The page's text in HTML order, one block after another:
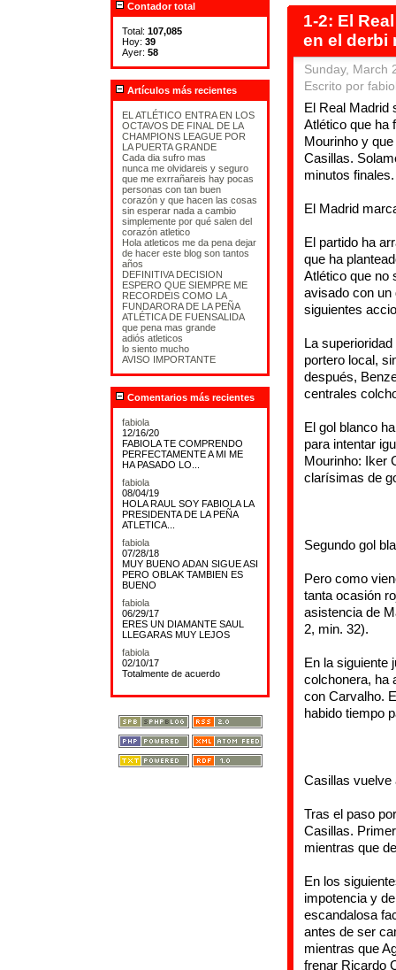
Contador total
Total: 107,085
Hoy: 39
Ayer: 58
Artículos más recientes
EL ATLÉTICO ENTRA EN LOS
OCTAVOS DE FINAL DE LA
CHAMPIONS LEAGUE POR
LA PUERTA GRANDE
Cada dia sufro mas
nunca me olvidareis y seguro
que me exrrañareis hay pocas
personas con tan buen
corazón y que hacen las cosas
sin esperar nada a cambio
simplemente por qué salen del
corazón atletico
Hola atleticos me da pena dejar
de hacer este blog son tantos
años
DEFINITIVA DECISION
ESPERO QUE SIEMPRE ME
RECORDEIS COMO LA
FUNDARORA DE LA PEÑA
ATLÉTICA DE FUENSALIDA
que pena mas grande
adiós atleticos
lo siento mucho
AVISO IMPORTANTE
Comentarios más recientes
fabiola
12/16/20
FABIOLA TE COMPRENDO
PERFECTAMENTE A MI ME
HA PASADO LO...
fabiola
08/04/19
HOLA RAUL SOY FABIOLA LA
PRESIDENTA DE LA PEÑA
ATLETICA...
fabiola
07/28/18
MUY BUENO ADAN SIGUE ASI
PERO OBLAK TAMBIEN ES
BUENO
fabiola
06/29/17
ERES UN DIAMANTE SAUL
LLEGARAS MUY LEJOS
fabiola
02/10/17
Totalmente de acuerdo
1-2: El
en el derbi
Sunday, March
Escrito por
El Real Madrid
Atlético que ha
Mourinho y
Casillas.
minutos finales.
El Madrid
El partido ha
que ha
Atlético que no
avisado con un
siguientes
La
portero local,
después,
centrales
El gol blanco
para intentar
Mourinho: Iker
clarísimas de
Segundo gol
Pero como
tanta ocasión
asistencia de
2, min. 32).
En la siguiente
colchonera, ha
con Carvalho.
habido tiempo
Casillas vuelve
Tras el paso
Casillas.
mientras que
En los
impotencia y
escandalosa
antes de ser
mientras que
frenar Ricardo